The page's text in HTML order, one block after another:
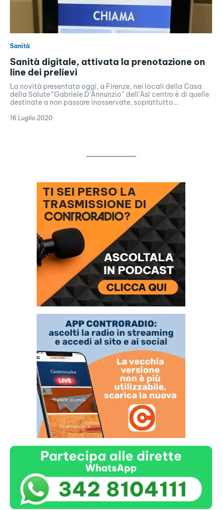
Sanità
Sanità digitale, attivata la prenotazione on
line dei prelievi
La novità presentata oggi, a Firenze, nei locali della Casa
della Salute “Gabriele D’Annunzio” dell’Asl centro è di quelle
destinate a non passare inosservate, soprattutto...
16 Luglio 2020